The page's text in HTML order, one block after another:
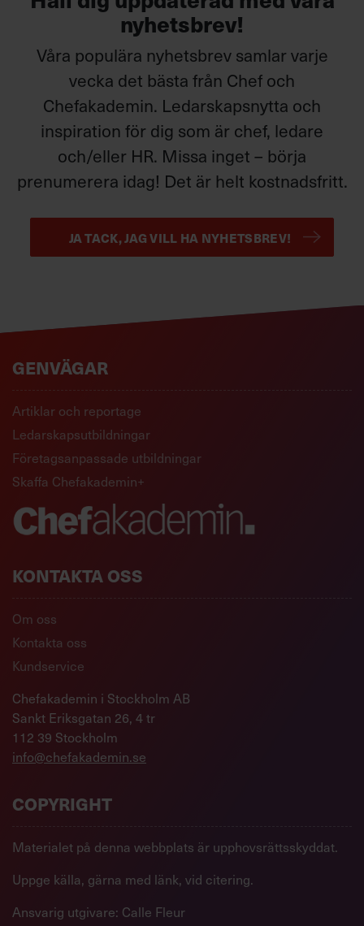
nyhetsbrev!
Våra populära nyhetsbrev samlar varje
vecka det bästa från Chef och
Chefakademin. Ledarskapsnytta och
inspiration för dig som är chef, ledare
och/eller HR. Missa inget – börja
prenumerera idag! Det är helt kostnadsfritt.
JA TACK, JAG VILL HA NYHETSBREV!
GENVÄGAR
Artiklar och reportage
Ledarskapsutbildningar
Företagsanpassade utbildningar
Skaffa Chefakademin+
KONTAKTA OSS
Om oss
Kontakta oss
Kundservice
Chefakademin i Stockholm AB
Sankt Eriksgatan 26, 4 tr
112 39 Stockholm
info@chefakademin.se
COPYRIGHT
Materialet på denna webbplats är upphovsrättsskyddat.
Uppge källa, gärna med länk, vid citering.
Ansvarig utgivare: Calle Fleur